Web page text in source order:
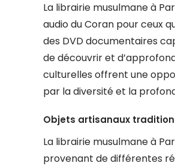
La librairie musulmane à
audio du Coran pour ceux
des DVD documentaires
de découvrir et
culturelles offrent une
par la diversité et la
Objets artisanaux
La librairie musulmane à
provenant de différentes